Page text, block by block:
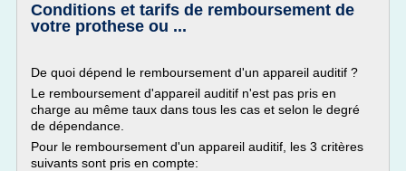
Conditions et tarifs de remboursement de
votre prothese ou ...
De quoi dépend le remboursement d'un appareil auditif ?
Le remboursement d'appareil auditif n'est pas pris en
charge au même taux dans tous les cas et selon le degré
de dépendance.
Pour le remboursement d'un appareil auditif, les 3 critères
suivants sont pris en compte: